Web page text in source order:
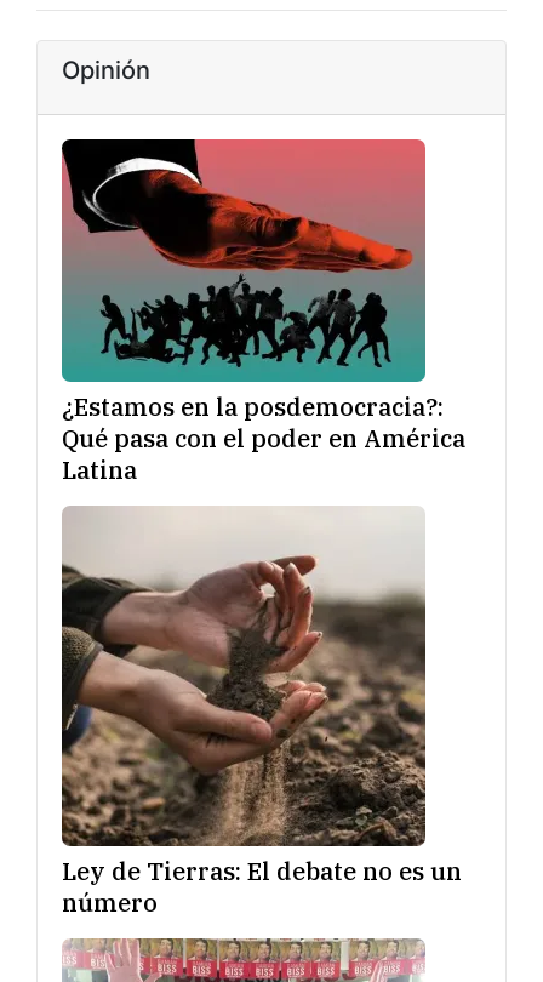
Opinión
¿Estamos en la posdemocracia?:
Qué pasa con el poder en América
Latina
Ley de Tierras: El debate no es un
número